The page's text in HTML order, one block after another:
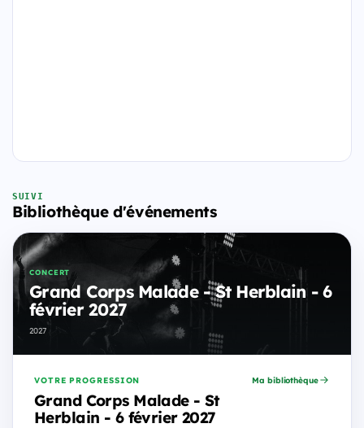
SUIVI
Bibliothèque d'événements
CONCERT
Grand Corps Malade - St Herblain - 6
février 2027
2027
VOTRE PROGRESSION
Grand Corps Malade - St
Herblain - 6 février 2027
Ma bibliothèque